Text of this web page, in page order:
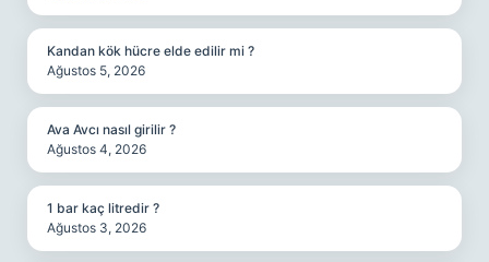
Kandan kök hücre elde edilir mi ?
Ağustos 5, 2026
Ava Avcı nasıl girilir ?
Ağustos 4, 2026
1 bar kaç litredir ?
Ağustos 3, 2026